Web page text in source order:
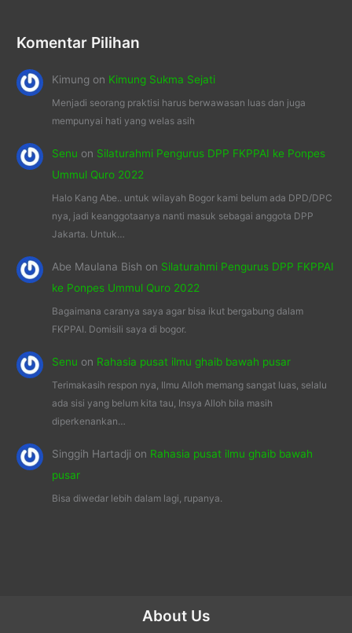
Komentar Pilihan
Kimung on Kimung Sukma Sejati
Menjadi seorang praktisi harus berwawasan luas dan juga
mempunyai hati yang welas asih
Senu on Silaturahmi Pengurus DPP FKPPAI ke Ponpes
Ummul Quro 2022
Halo Kang Abe.. untuk wilayah Bogor kami belum ada DPD/DPC
nya, jadi keanggotaanya nanti masuk sebagai anggota DPP
Jakarta. Untuk…
Abe Maulana Bish on Silaturahmi Pengurus DPP FKPPAI
ke Ponpes Ummul Quro 2022
Bagaimana caranya saya agar bisa ikut bergabung dalam
FKPPAI. Domisili saya di bogor.
Senu on Rahasia pusat ilmu ghaib bawah pusar
Terimakasih respon nya, Ilmu Alloh memang sangat luas, selalu
ada sisi yang belum kita tau, Insya Alloh bila masih
diperkenankan…
Singgih Hartadjion Rahasia pusat ilmu ghaib bawah
pusar
Bisa diwedar lebih dalam lagi, rupanya.
About Us